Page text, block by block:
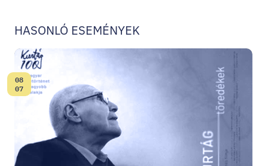
HASONLÓ ESEMÉNYEK
Dátum:
08
07